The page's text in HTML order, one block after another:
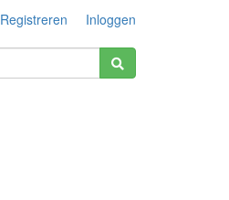
Registreren Inloggen